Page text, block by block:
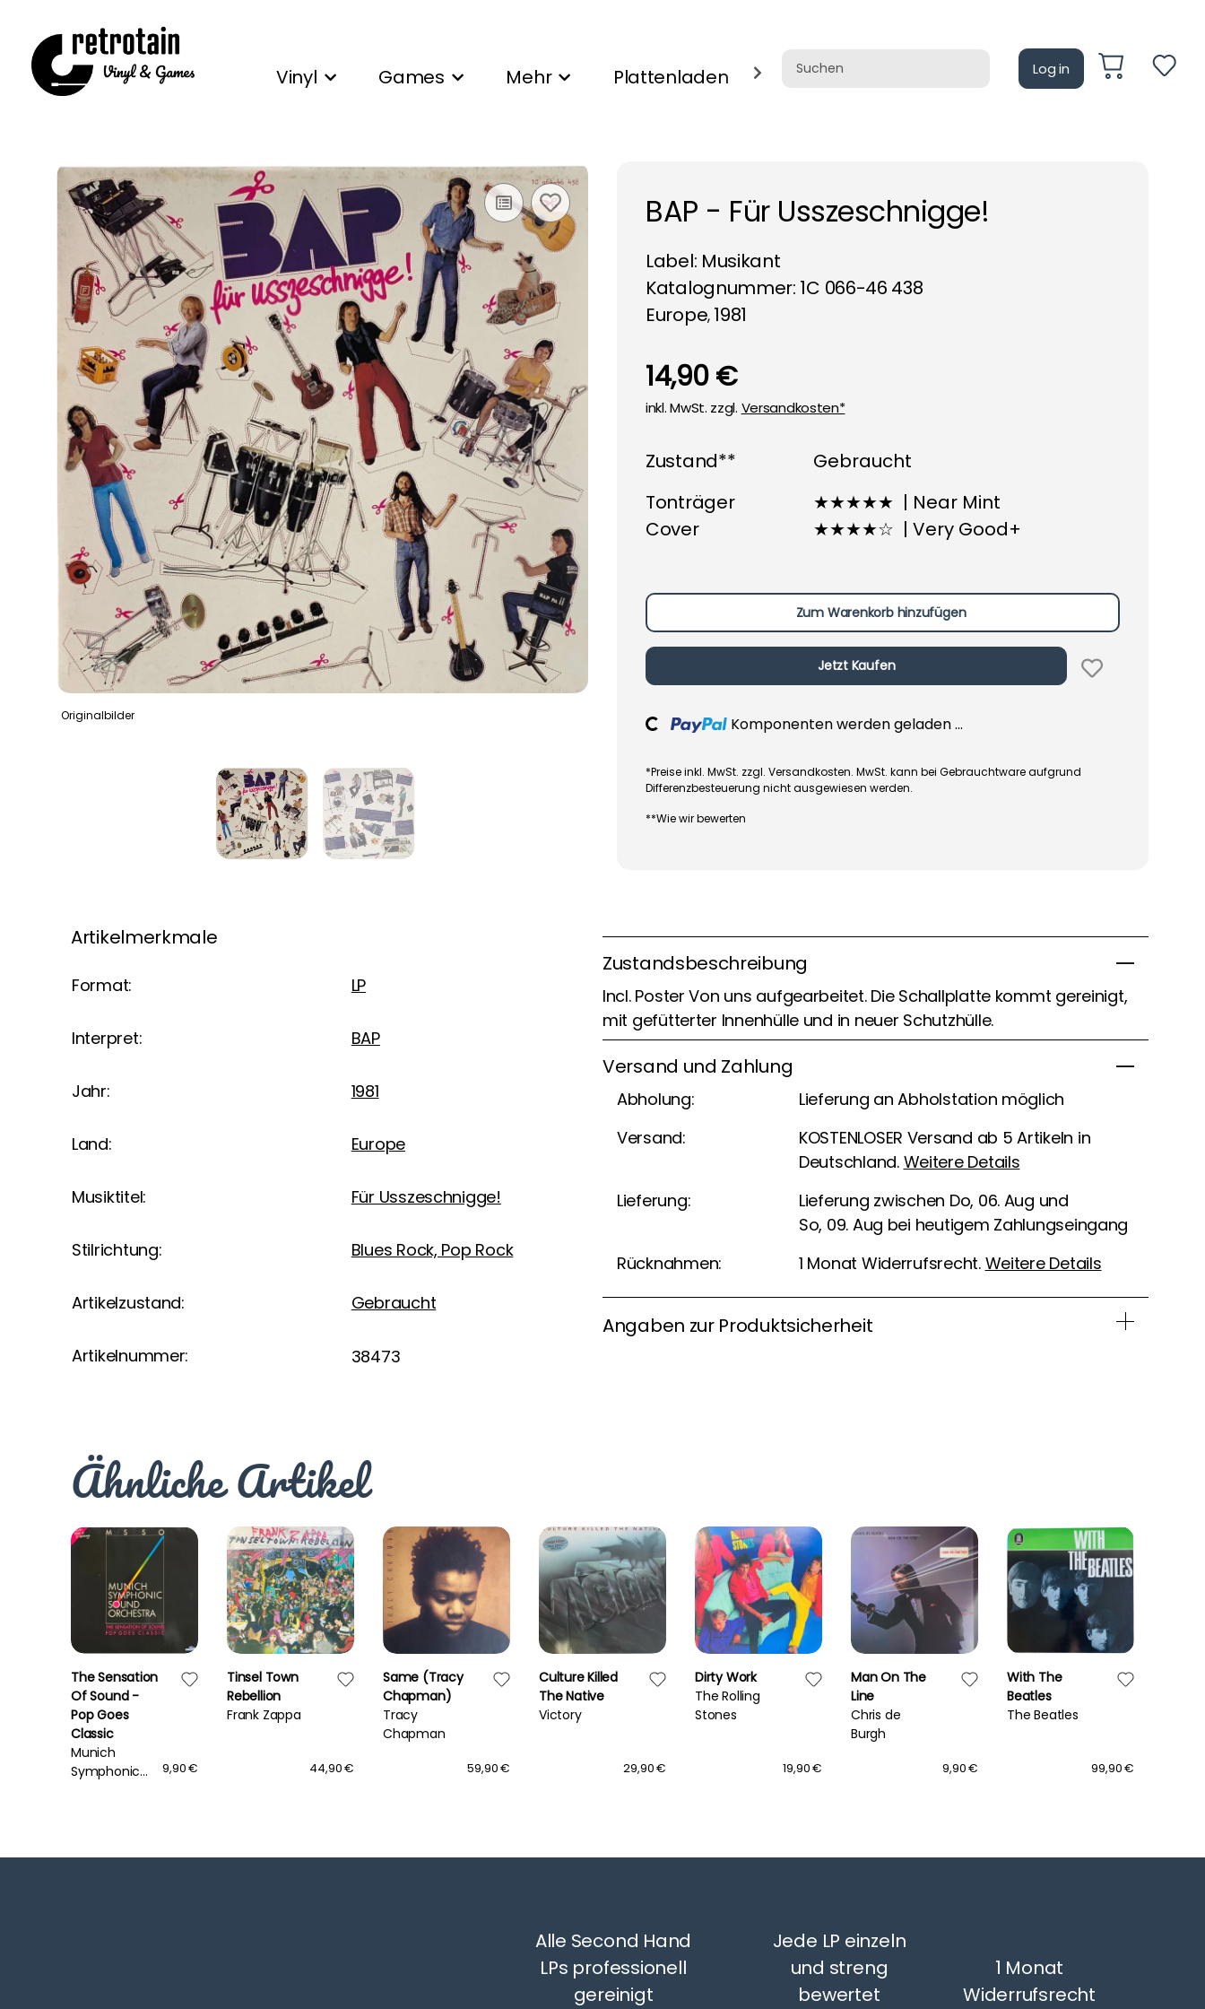
Log in
Vinyl Games Mehr Plattenladen Ankauf
Originalbilder
BAP - Für Usszeschnigge!
Label: Musikant
Katalognummer: 1C 066-46 438
Europe, 1981
14,90 €
inkl. MwSt. zzgl. Versandkosten*
Zustand**
Gebraucht
Tonträger
★★★★★ | Near Mint
Cover
★★★★☆ | Very Good+
Zum Warenkorb hinzufügen
Jetzt Kaufen
Loading... Komponenten werden geladen ...
*Preise inkl. MwSt. zzgl. Versandkosten. MwSt. kann bei Gebrauchtware aufgrund
Differenzbesteuerung nicht ausgewiesen werden.
**Wie wir bewerten
Artikelmerkmale
Format: LP
Interpret: BAP
Jahr: 1981
Land: Europe
Musiktitel: Für Usszeschnigge!
Stilrichtung: Blues Rock, Pop Rock
Artikelzustand: Gebraucht
Artikelnummer: 38473
Zustandsbeschreibung
Incl. Poster Von uns aufgearbeitet. Die Schallplatte kommt gereinigt,
mit gefütterter Innenhülle und in neuer Schutzhülle.
Versand und Zahlung
Abholung:
Lieferung an Abholstation möglich
Versand:
KOSTENLOSER Versand ab 5 Artikeln in
Deutschland. Weitere Details
Lieferung:
Lieferung zwischen Do, 06. Aug und
So, 09. Aug bei heutigem Zahlungseingang
Rücknahmen:
1 Monat Widerrufsrecht. Weitere Details
Angaben zur Produktsicherheit
Ähnliche Artikel
The Sensation
Of Sound -
Pop Goes
Classic
Munich
Symphonic
9,90 €
Tinsel Town
Rebellion
Frank Zappa
44,90 €
Same (Tracy
Chapman)
Tracy
Chapman
59,90 €
Culture Killed
The Native
Victory
29,90 €
Dirty Work
The Rolling
Stones
19,90 €
Man On The
Line
Chris de
Burgh
9,90 €
With The
Beatles
The Beatles
99,90 €
Alle Second Hand
LPs professionell
gereinigt
Jede LP einzeln
und streng
bewertet
1 Monat
Widerrufsrecht